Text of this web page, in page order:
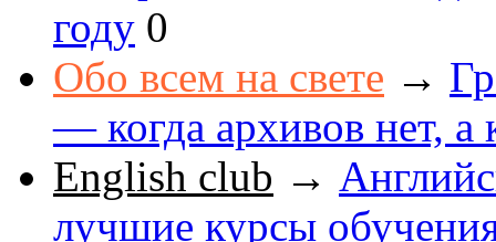
году 0
Обо всем на свете →
— когда архивов нет, а
English club →
лучшие курсы